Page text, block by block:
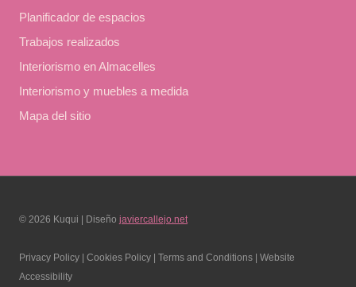
Planificador de espacios
Trabajos realizados
Interiorismo en Almacelles
Interiorismo y muebles a medida
Mapa del sitio
© 2026 Kuqui | Diseño javiercallejo.net
Privacy Policy | Cookies Policy | Terms and Conditions | Website
Accessibility